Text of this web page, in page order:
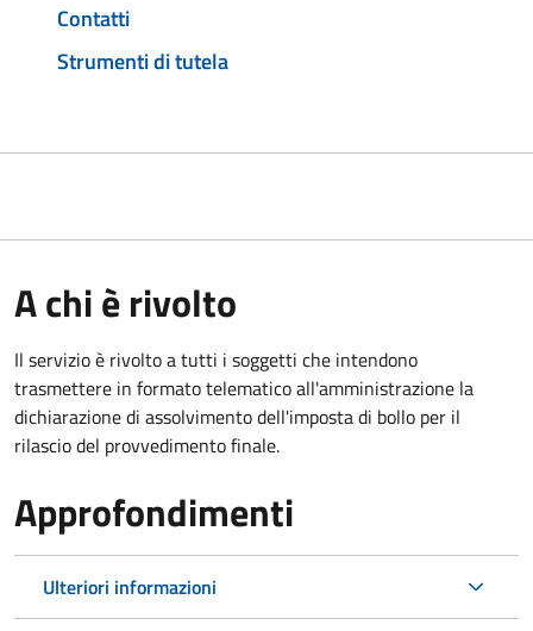
Contatti
Strumenti di tutela
A chi è rivolto
Il servizio è rivolto a tutti i soggetti che intendono
trasmettere in formato telematico all'amministrazione la
dichiarazione di assolvimento dell'imposta di bollo per il
rilascio del provvedimento finale.
Approfondimenti
Ulteriori informazioni